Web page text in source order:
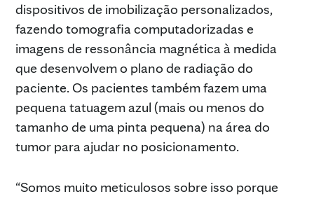
dispositivos de imobilização personalizados,
fazendo tomografia computadorizadas e
imagens de ressonância magnética à medida
que desenvolvem o plano de radiação do
paciente. Os pacientes também fazem uma
pequena tatuagem azul (mais ou menos do
tamanho de uma pinta pequena) na área do
tumor para ajudar no posicionamento.
“Somos muito meticulosos sobre isso porque